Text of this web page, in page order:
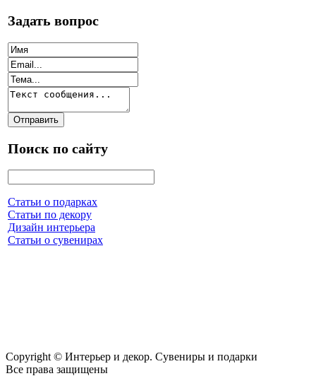
Задать вопрос
Поиск по сайту
Статьи о подарках
Статьи по декору
Дизайн интерьера
Статьи о сувенирах
Copyright © Интерьер и декор. Сувениры и подарки
Все права защищены